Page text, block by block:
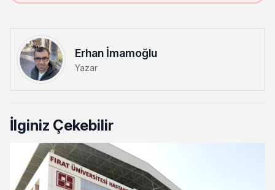
Erhan İmamoğlu
Yazar
İlginiz Çekebilir